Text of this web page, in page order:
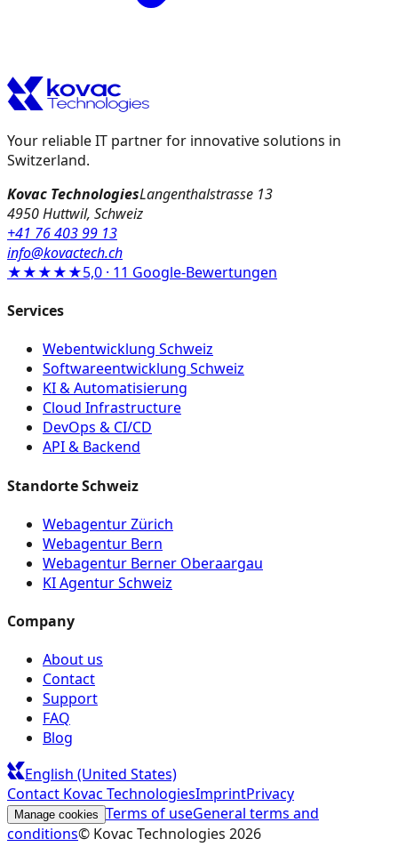
Your reliable IT partner for innovative solutions in
Switzerland.
Kovac TechnologiesLangenthalstrasse 13
4950 Huttwil, Schweiz
+41 76 403 99 13
info@kovactech.ch
★★★★★5,0 · 11 Google-Bewertungen
Services
Webentwicklung Schweiz
Softwareentwicklung Schweiz
KI & Automatisierung
Cloud Infrastructure
DevOps & CI/CD
API & Backend
Standorte Schweiz
Webagentur Zürich
Webagentur Bern
Webagentur Berner Oberaargau
KI Agentur Schweiz
Company
About us
Contact
Support
FAQ
Blog
English (United States)
Contact Kovac TechnologiesImprintPrivacy
Manage cookies Terms of useGeneral terms and
conditions© Kovac Technologies 2026